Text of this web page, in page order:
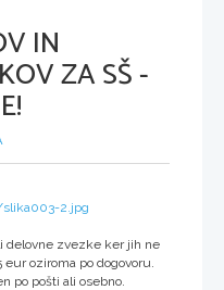
IN
ZA SŠ -
2.jpg
delovne zvezke ker jih ne
oziroma po dogovoru.
po pošti ali osebno.